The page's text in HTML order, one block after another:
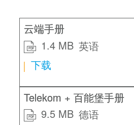
云端手册
英语
PDF
1.4 MB
下载
Telekom + 百能堡手册
德语
PDF
9.5 MB